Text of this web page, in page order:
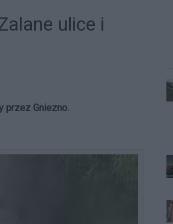
ulice i
przez Gniezno.